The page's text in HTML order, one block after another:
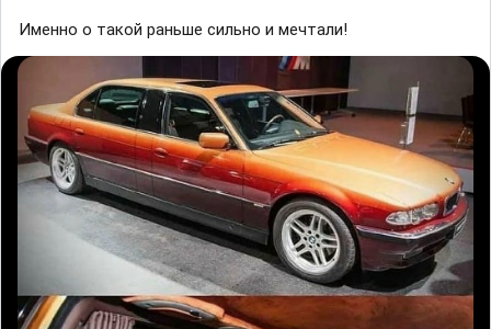
Именно о такой раньше сильно и мечтали!